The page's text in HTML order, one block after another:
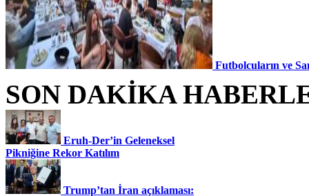
Futbolcuların ve
SON DAKİKA
Eruh-Der’in Geleneksel
Pikniğine Rekor Katılım
Trump’tan İran açıklaması: